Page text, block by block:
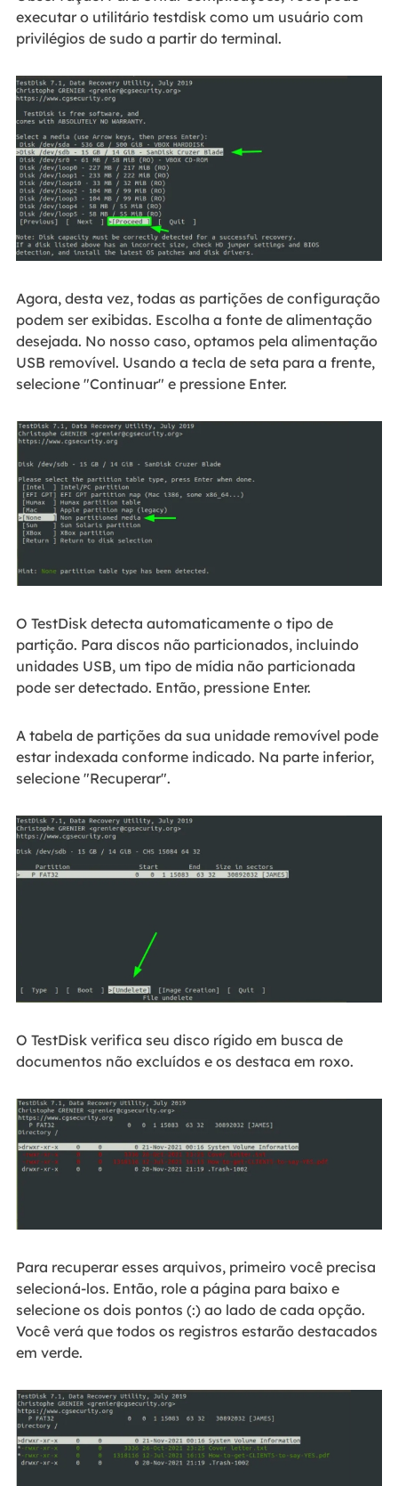
executar o utilitário testdisk como um usuário com
privilégios de sudo a partir do terminal.
Agora, desta vez, todas as partições de configuração
podem ser exibidas. Escolha a fonte de alimentação
desejada. No nosso caso, optamos pela alimentação
USB removível. Usando a tecla de seta para a frente,
selecione "Continuar" e pressione Enter.
O TestDisk detecta automaticamente o tipo de
partição. Para discos não particionados, incluindo
unidades USB, um tipo de mídia não particionada
pode ser detectado. Então, pressione Enter.
A tabela de partições da sua unidade removível pode
estar indexada conforme indicado. Na parte inferior,
selecione "Recuperar".
O TestDisk verifica seu disco rígido em busca de
documentos não excluídos e os destaca em roxo.
Para recuperar esses arquivos, primeiro você precisa
selecioná-los. Então, role a página para baixo e
selecione os dois pontos (:) ao lado de cada opção.
Você verá que todos os registros estarão destacados
em verde.